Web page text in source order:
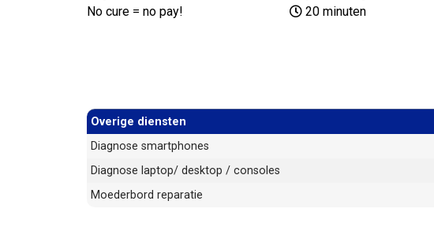
No cure = no pay!
20 minuten
Overige diensten
Diagnose smartphones
Diagnose laptop/ desktop / consoles
Moederbord reparatie